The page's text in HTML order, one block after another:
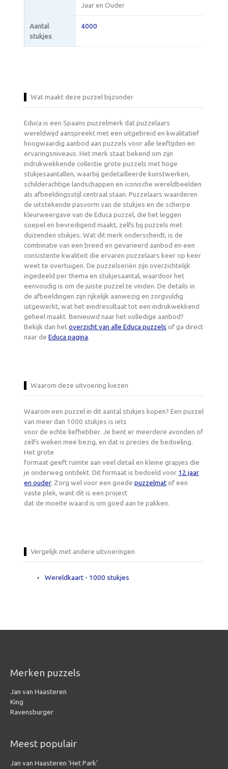
Jaar en Ouder
Aantal
stukjes
4000
Wat maakt deze puzzel bijzonder
Educa is een Spaans puzzelmerk dat puzzelaars
wereldwijd aanspreekt met een uitgebreid en kwalitatief
hoogwaardig aanbod aan puzzels voor alle leeftijden en
ervaringsniveaus. Het merk staat bekend om zijn
indrukwekkende collectie grote puzzels met hoge
stukjesaantallen, waarbij gedetailleerde kunstwerken,
schilderachtige landschappen en iconische wereldbeelden
als afbeeldingsstijl centraal staan. Puzzelaars waarderen
de uitstekende pasvorm van de stukjes en de scherpe
kleurweergave van de Educa puzzel, die het leggen
soepel en bevredigend maakt, zelfs bij puzzels met
duizenden stukjes. Wat dit merk onderscheidt, is de
combinatie van een breed en gevarieerd aanbod en een
consistente kwaliteit die ervaren puzzelaars keer op keer
weet te overtuigen. De puzzelseriën zijn overzichtelijk
ingedeeld per thema en stukjesaantal, waardoor het
eenvoudig is om de juiste puzzel te vinden. De details in
de afbeeldingen zijn rijkelijk aanwezig en zorgvuldig
uitgewerkt, wat het eindresultaat tot een indrukwekkend
geheel maakt. Benieuwd naar het volledige aanbod?
Bekijk dan hetoverzicht van alle Educa puzzels of ga direct
naar deEduca pagina.
Waarom deze uitvoering kiezen
Waarom een puzzel in dit aantal stukjes kopen? Een puzzel
van meer dan 1000 stukjes is iets
voor de echte liefhebber. Je bent er meerdere avonden of
zelfs weken mee bezig, en dat is precies de bedoeling.
Het grote
formaat geeft ruimte aan veel detail en kleine grapjes die
je onderweg ontdekt. Dit formaat is bedoeld voor 12 jaar
en ouder. Zorg wel voor een goedepuzzelmatof een
vaste plek, want dit is een project
dat de moeite waard is om goed aan te pakken.
Vergelijk met andere uitvoeringen
Wereldkaart - 1000 stukjes
Merken puzzels
Jan van Haasteren
King
Ravensburger
Meest populair
Jan van Haasteren ‘Het Park’